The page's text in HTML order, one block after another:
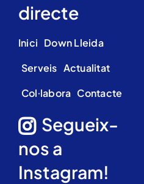
directe
Inici Down Lleida
Serveis Actualitat
Col·labora Contacte
Segueix-
nos a
Instagram!